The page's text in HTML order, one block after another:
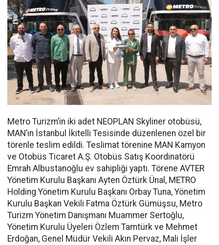
Metro Turizm’in iki adet NEOPLAN Skyliner otobüsü,
MAN’ın İstanbul İkitelli Tesisinde düzenlenen özel bir
törenle teslim edildi. Teslimat törenine MAN Kamyon
ve Otobüs Ticaret A.Ş. Otobüs Satış Koordinatörü
Emrah Albustanoğlu ev sahipliği yaptı. Törene AVTER
Yönetim Kurulu Başkanı Ayten Öztürk Ünal, METRO
Holding Yönetim Kurulu Başkanı Orbay Tuna, Yönetim
Kurulu Başkan Vekili Fatma Öztürk Gümüşsu, Metro
Turizm Yönetim Danışmanı Muammer Sertoğlu,
Yönetim Kurulu Üyeleri Özlem Tamtürk ve Mehmet
Erdoğan, Genel Müdür Vekili Akın Pervaz, Mali İşler